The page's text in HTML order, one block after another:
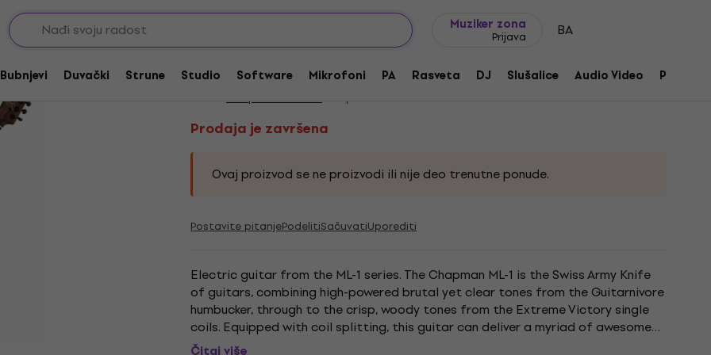
Muziker zona
Prijava BA
Bubnjevi Duvački Strune Studio Software Mikrofoni PA Rasveta DJ Slušalice Audio Video Pribor
model
Prodaja je završena
Chapman Guitars ML-1 Natural Mahogany
Chapman Guitars Kod proizvoda:
Prodaja je završena
Ovaj proizvod se ne proizvodi ili nije deo trenutne ponude.
Postavite pitanjePodelitiSačuvatiUporediti
Electric guitar from the ML-1 series. The Chapman ML-1 is the Swiss Army Knife
of guitars, combining high-powered brutal yet clear tones from the Guitarnivore
humbucker, through to the crisp, woody tones from the Extreme Victory single
coils. Equipped with coil splitting, this guitar can deliver a myriad of awesome
sounds to suit any guitarist....
Čitaj više